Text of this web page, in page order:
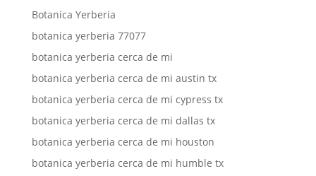
Botanica Yerberia
botanica yerberia 77077
botanica yerberia cerca de mi
botanica yerberia cerca de mi austin tx
botanica yerberia cerca de mi cypress tx
botanica yerberia cerca de mi dallas tx
botanica yerberia cerca de mi houston
botanica yerberia cerca de mi humble tx